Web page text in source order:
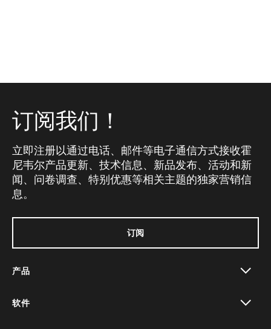
订阅我们！
立即注册以通过电话、邮件等电子通信方式接收霍
尼韦尔产品更新、技术信息、新品发布、活动和新
闻、问卷调查、特别优惠等相关主题的独家营销信
息。
订阅
产品
软件